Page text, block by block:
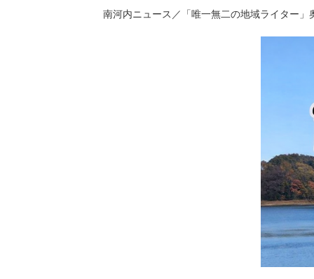
南河内ニュース／「唯一無二の地域ライター